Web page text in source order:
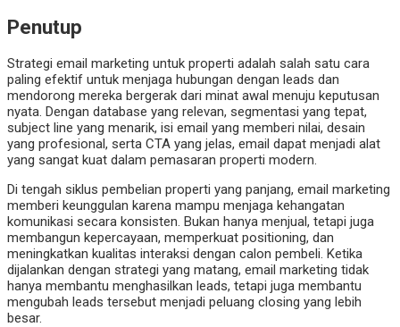
Penutup
Strategi email marketing untuk properti adalah salah satu cara
paling efektif untuk menjaga hubungan dengan leads dan
mendorong mereka bergerak dari minat awal menuju keputusan
nyata. Dengan database yang relevan, segmentasi yang tepat,
subject line yang menarik, isi email yang memberi nilai, desain
yang profesional, serta CTA yang jelas, email dapat menjadi alat
yang sangat kuat dalam pemasaran properti modern.
Di tengah siklus pembelian properti yang panjang, email marketing
memberi keunggulan karena mampu menjaga kehangatan
komunikasi secara konsisten. Bukan hanya menjual, tetapi juga
membangun kepercayaan, memperkuat positioning, dan
meningkatkan kualitas interaksi dengan calon pembeli. Ketika
dijalankan dengan strategi yang matang, email marketing tidak
hanya membantu menghasilkan leads, tetapi juga membantu
mengubah leads tersebut menjadi peluang closing yang lebih
besar.